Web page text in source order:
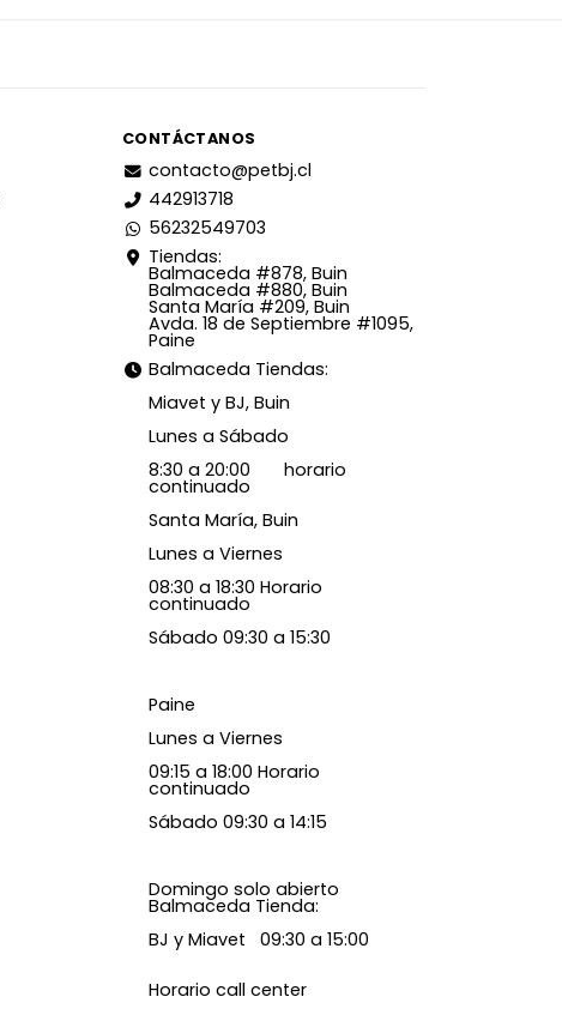
CONTÁCTANOS
contacto@petbj.cl
442913718
56232549703
Tiendas:
Balmaceda #878, Buin
Balmaceda #880, Buin
Santa María #209, Buin
Avda. 18 de Septiembre #1095,
Paine
Balmaceda Tiendas:
Miavet y BJ, Buin
Lunes a Sábado
8:30 a 20:00 horario
continuado
Santa María, Buin
Lunes a Viernes
08:30 a 18:30 Horario
continuado
Sábado 09:30 a 15:30
Paine
Lunes a Viernes
09:15 a 18:00 Horario
continuado
Sábado 09:30 a 14:15
Domingo solo abierto
Balmaceda Tienda:
BJ y Miavet 09:30 a 15:00
Horario call center